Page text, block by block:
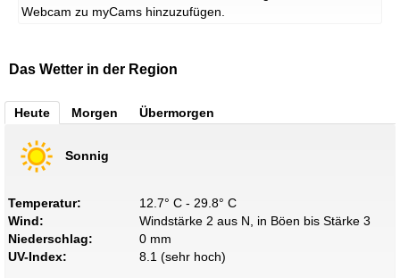
Webcam zu myCams hinzuzufügen.
Das Wetter in der Region
Heute Morgen Übermorgen
Sonnig
Temperatur:
12.7° C - 29.8° C
Wind:
Windstärke 2 aus N, in Böen bis Stärke 3
Niederschlag:
0 mm
UV-Index:
8.1 (sehr hoch)